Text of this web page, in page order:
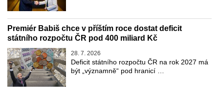
Premiér Babiš chce v příštím roce dostat deficit
státního rozpočtu ČR pod 400 miliard Kč
28. 7. 2026
Deficit státního rozpočtu ČR na rok 2027 má
být „významně“ pod hranicí …